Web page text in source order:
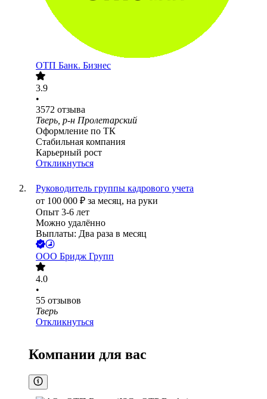
ОТП Банк. Бизнес
3.9
•
3572 отзыва
Тверь, р-н Пролетарский
Оформление по ТК
Стабильная компания
Карьерный рост
Откликнуться
Руководитель группы кадрового учета
от 100 000 ₽ за месяц, на руки
Опыт 3-6 лет
Можно удалённо
Выплаты: Два раза в месяц
ООО Бридж Групп
4.0
•
55 отзывов
Тверь
Откликнуться
Компании для вас